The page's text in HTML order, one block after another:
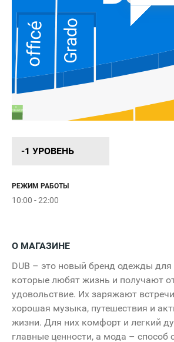
-1 УРОВЕНЬ
РЕЖИМ РАБОТЫ
10:00 - 22:00
Grado
оfficé
S
Parfum&Cosmetics
О МАГАЗИНЕ
DUB – это новый бренд одежды
которые любят жизнь и получают
удовольствие. Их заряжают
хорошая музыка, путешествия и
жизни. Для них комфорт и легкий
главные ценности, а мода –